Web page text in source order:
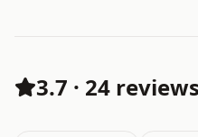
3.7 · 24 reviews